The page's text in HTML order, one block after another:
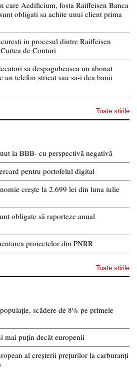
care Aedificium, fosta Raiffeisen Banca
obligati sa achite unui client prima
in procesul dintre Raiffeisen
de Conturi
sa despagubeasca un abonat
un telefon stricat sau sa-i dea banii
Toate stirile
la BBB- cu perspectivă negativă
pentru portofelul digital
crește la 2.699 lei din luna iulie
obligate să raporteze anual
proiectelor din PNRR
Toate stirile
scădere de 8% pe primele
mai puțin decât europenii
al creșterii prețurilor la carburanți